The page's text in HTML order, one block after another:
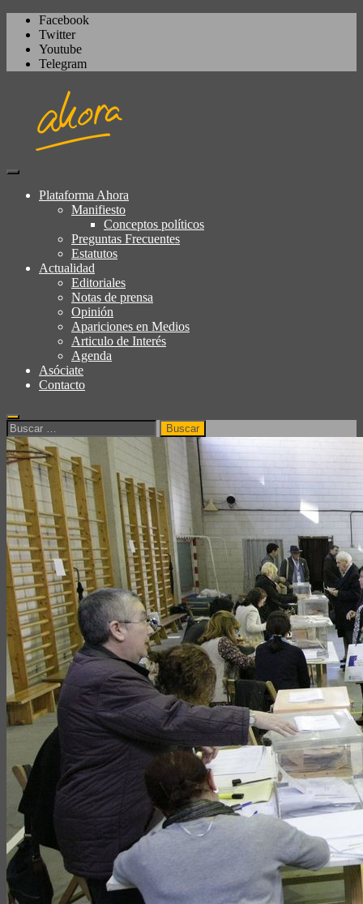
Facebook
Twitter
Youtube
Telegram
Plataforma Ahora
Igualdad, izquierda cívica,
socialdemocracia, regeneración,
ciudadanía, laicismo, europeísmo
Plataforma Ahora
Manifiesto
Conceptos políticos
Preguntas Frecuentes
Estatutos
Actualidad
Editoriales
Notas de prensa
Opinión
Apariciones en Medios
Articulo de Interés
Agenda
Asóciate
Contacto